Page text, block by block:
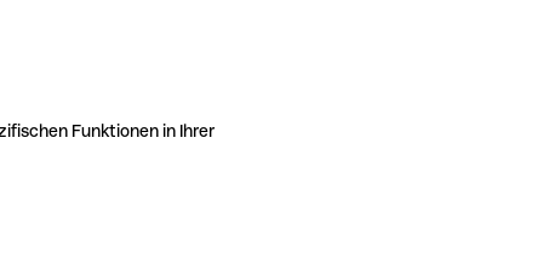
Funktionen in Ihrer